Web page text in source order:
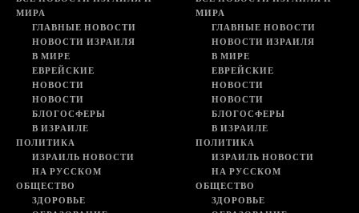
МИРА
ГЛАВНЫЕ НОВОСТИ
НОВОСТИ ИЗРАИЛЯ
В МИРЕ
ЕВРЕЙСКИЕ
НОВОСТИ
НОВОСТИ
БЛОГОСФЕРЫ
В ИЗРАИЛЕ
ПОЛИТИКА
ИЗРАИЛЬ НОВОСТИ
НА РУССКОМ
ОБЩЕСТВО
ЗДОРОВЬЕ
МИРА
ГЛАВНЫЕ НОВОСТИ
НОВОСТИ ИЗРАИЛЯ
В МИРЕ
ЕВРЕЙСКИЕ
НОВОСТИ
НОВОСТИ
БЛОГОСФЕРЫ
В ИЗРАИЛЕ
ПОЛИТИКА
ИЗРАИЛЬ НОВОСТИ
НА РУССКОМ
ОБЩЕСТВО
ЗДОРОВЬЕ